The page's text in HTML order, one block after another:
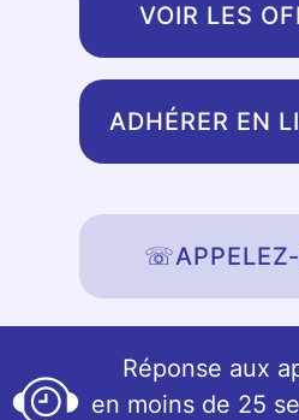
VOIR LES
ADHÉRER EN
☏
Réponse aux
en moins de 25